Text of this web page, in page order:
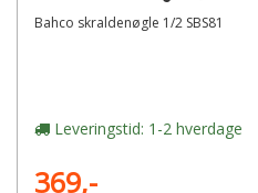
Bahco skraldenøgle 1/2 SBS81
Leveringstid: 1-2 hverdage
369,-